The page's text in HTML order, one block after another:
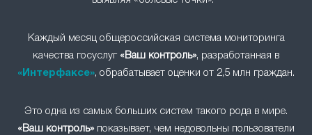
Каждый месяц общероссийская система мониторинга
качества госуслуг «Ваш контроль», разработанная в
«Интерфаксе», обрабатывает оценки от 2,5 млн граждан.
Это одна из самых больших систем такого рода в мире.
«Ваш контроль»показывает, чем недовольны пользователи